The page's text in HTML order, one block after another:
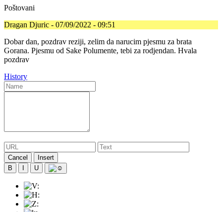
Poštovani
Dragan Djuric - 07/09/2022 - 09:51
Dobar dan, pozdrav reziji, zelim da narucim pjesmu za brata
Gorana. Pjesmu od Sake Polumente, tebi za rodjendan. Hvala
pozdrav
History
Cancel
Insert
B
U